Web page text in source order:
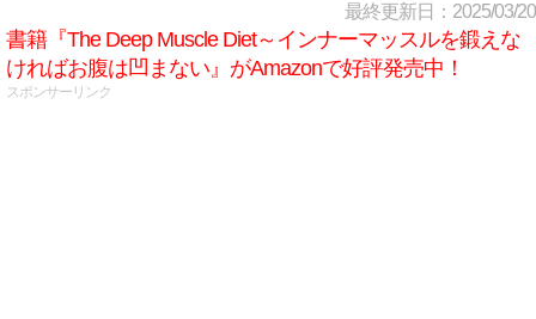
最終更新日：2025/03/20
書籍『The Deep Muscle Diet～インナーマッスルを鍛えな
ければお腹は凹まない』がAmazonで好評発売中！
スポンサーリンク